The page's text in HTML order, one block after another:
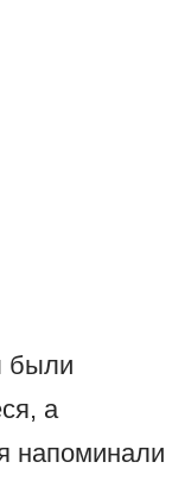
были
а
напоминали